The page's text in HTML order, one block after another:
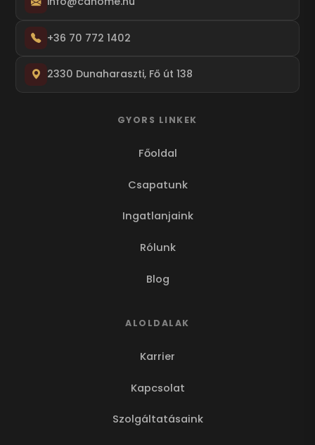
+36 70 772 1402
2330 Dunaharaszti, Fő út 138
GYORS LINKEK
Főoldal
Csapatunk
Ingatlanjaink
Rólunk
Blog
ALOLDALAK
Karrier
Kapcsolat
Szolgáltatásaink